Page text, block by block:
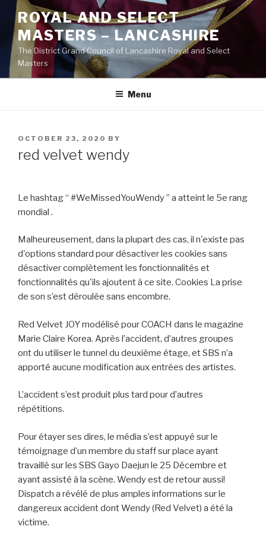
Skip
content
ROYAL AND SELECT
MASTERS – LANCASHIRE
The District Grand Council of Lancashire Royal and Select
Masters
Menu
POSTED
OCTOBER 23, 2020 BY
red velvet wendy
Le hashtag “ #WeMissedYouWendy ” a atteint le 5e rang
mondial .
Malheureusement, dans la plupart des cas, il n'existe pas
d'options standard pour désactiver les cookies sans
désactiver complètement les fonctionnalités et
fonctionnalités qu'ils ajoutent à ce site. Cookies La prise
de son s’est déroulée sans encombre.
Red Velvet JOY modélisé pour COACH dans le magazine
Marie Claire Korea. Après l’accident, d’autres groupes
ont du utiliser le tunnel du deuxième étage, et SBS n’a
apporté aucune modification aux entrées des artistes.
L’accident s’est produit plus tard pour d’autres
répétitions.
Pour étayer ses dires, le média s’est appuyé sur le
témoignage d’un membre du staff sur place ayant
travaillé sur les SBS Gayo Daejun le 25 Décembre et
ayant assisté à la scène. Wendy est de retour aussi!
Dispatch a révélé de plus amples informations sur le
dangereux accident dont Wendy (Red Velvet) a été la
victime.